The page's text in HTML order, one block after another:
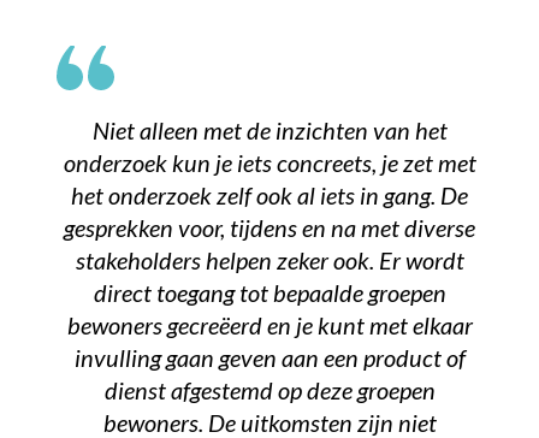
Niet alleen met de inzichten van het
onderzoek kun je iets concreets, je zet met
het onderzoek zelf ook al iets in gang. De
gesprekken voor, tijdens en na met diverse
stakeholders helpen zeker ook. Er wordt
direct toegang tot bepaalde groepen
bewoners gecreëerd en je kunt met elkaar
invulling gaan geven aan een product of
dienst afgestemd op deze groepen
bewoners. De uitkomsten zijn niet